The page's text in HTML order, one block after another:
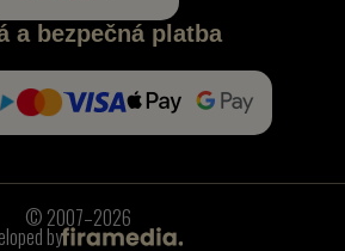
a bezpečná platba
© 2007–2026
by